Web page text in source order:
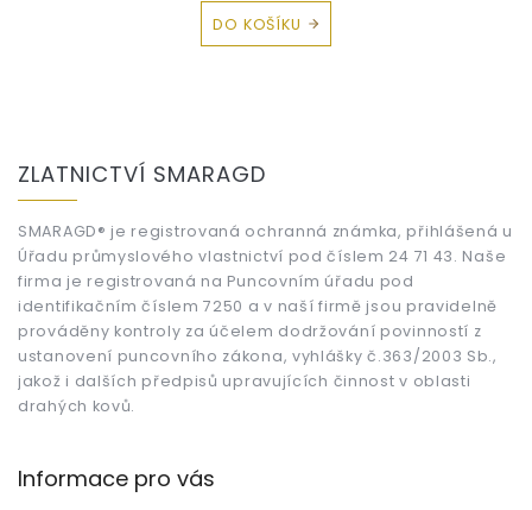
DO KOŠÍKU
ZLATNICTVÍ SMARAGD
SMARAGD® je registrovaná ochranná známka, přihlášená u
Úřadu průmyslového vlastnictví pod číslem 24 71 43. Naše
firma je registrovaná na Puncovním úřadu pod
identifikačním číslem 7250 a v naší firmě jsou pravidelně
prováděny kontroly za účelem dodržování povinností z
ustanovení puncovního zákona, vyhlášky č.363/2003 Sb.,
jakož i dalších předpisů upravujících činnost v oblasti
drahých kovů.
Informace pro vás